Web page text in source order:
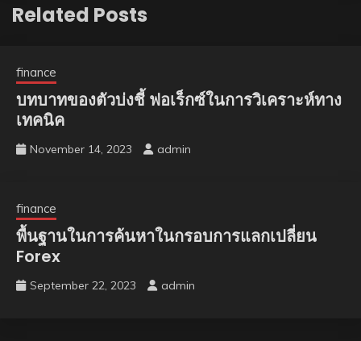
Related Posts
finance
บทบาทของตัวบ่งชี้ ฟอเร็กซ์ในการวิเคราะห์ทาง
เทคนิค
November 14, 2023 admin
finance
พื้นฐานในการค้นหาในกรอบการแลกเปลี่ยน
Forex
September 22, 2023 admin